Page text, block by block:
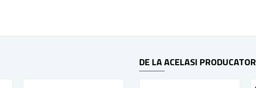
DE LA ACELASI PRODUCATOR